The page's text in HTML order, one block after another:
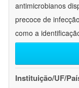
antimicrobianos
precoce de
como a
Instituição/UF/